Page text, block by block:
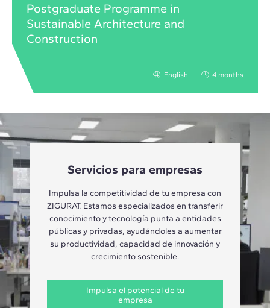
Postgraduate Programme in
Sustainable Architecture and
Construction
English 4 months
Servicios para empresas
Impulsa la competitividad de tu empresa con
ZIGURAT. Estamos especializados en transferir
conocimiento y tecnología punta a entidades
públicas y privadas, ayudándoles a aumentar
su productividad, capacidad de innovación y
crecimiento sostenible.
Impulsa el potencial de tu
empresa